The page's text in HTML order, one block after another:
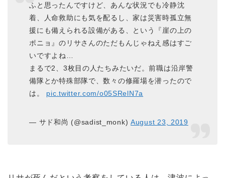
ふと思ったんですけど、あんな状況でも冷静沈
着、人命救助にも気を配るし、家は災害時孤立無
援にも備えられる設備がある、という『崖の上の
ポニョ』のリサさんのただもんじゃねえ感はすご
いですよね…
まるで2、3枚目の人たちみたいだ。前職は沿岸警
備隊とか特殊部隊で、数々の修羅場を潜ったので
は。 pic.twitter.com/o05SRelN7a
— サド和尚 (@sadist_monk)August 23, 2019